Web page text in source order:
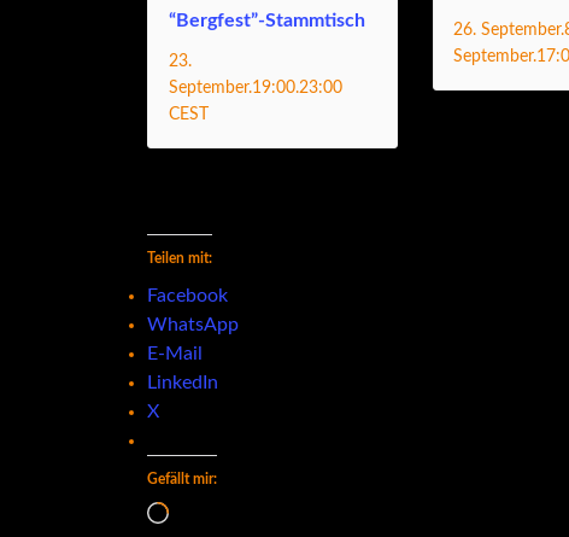
“Bergfest”-Stammtisch
23.
September.19:00.23:00
CEST
26.
Teilen mit:
Facebook
WhatsApp
E-Mail
LinkedIn
X
Gefällt mir:
Wird geladen …